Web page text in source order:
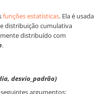
funções estatísticas. Ela é usada
distribuição cumulativa
distribuído com
.
desvio_padrão)
argumentos: